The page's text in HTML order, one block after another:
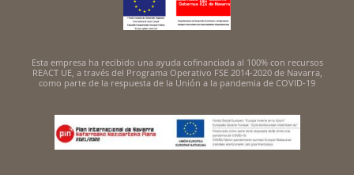
Esta empresa ha recibido una ayuda cofinanciada al 100% con recursos
REACT UE, a través del Programa Operativo FSE 2014-2020 de Navarra,
como parte de la respuesta de la Unión a la pandemia de COVID-19